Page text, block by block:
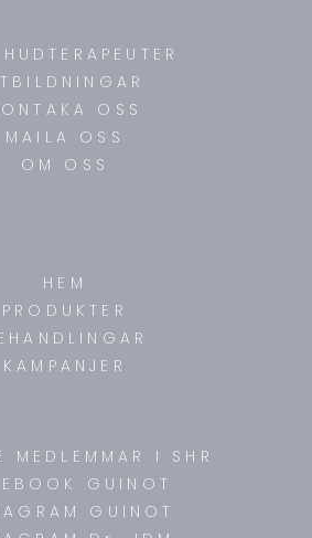
OSS
MAILA OSS
OM OSS
HEM
PRODUKTER
KAMPANJER
MEDLEMMAR I SHR
GUINOT
GUINOT